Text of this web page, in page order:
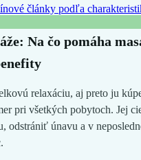
Na čo pomáha
relaxáciu, aj preto ju
pri všetkých pobytoch. Jej
odstrániť únavu a v
články podľa